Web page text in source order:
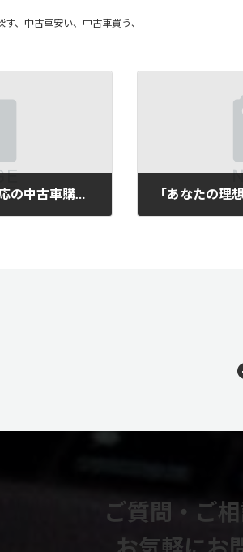
す、中古車安い、中古車買う、
「お得に簡単！全国納車対応の中古車購入ガイド」
ご質問・ご